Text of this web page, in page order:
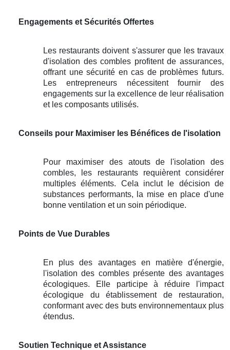
Engagements et Sécurités Offertes
Les restaurants doivent s'assurer que les travaux
d'isolation des combles profitent de assurances,
offrant une sécurité en cas de problèmes futurs.
Les entrepreneurs nécessitent fournir des
engagements sur la excellence de leur réalisation
et les composants utilisés.
Conseils pour Maximiser les Bénéfices de l'isolation
Pour maximiser des atouts de l'isolation des
combles, les restaurants requièrent considérer
multiples éléments. Cela inclut le décision de
substances performants, la mise en place d'une
bonne ventilation et un soin périodique.
Points de Vue Durables
En plus des avantages en matière d'énergie,
l'isolation des combles présente des avantages
écologiques. Elle participe à réduire l'impact
écologique du établissement de restauration,
conformant avec des buts environnementaux plus
étendus.
Soutien Technique et Assistance